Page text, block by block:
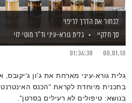
לבחור את הדרך לריפוי
סך חלקיי
גלית גורא-עיני וד"ר מוטי לוי
08.01.18
01:36:30
גלית גורא-עיני מארחת את ג'ון ג'יקובס,
בתכנית מיוחדת לקראת "הכנס
בנושא: טיפולים לא רעילים בסרטן".